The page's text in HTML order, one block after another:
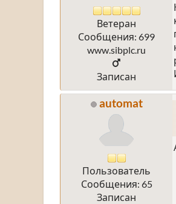
Ветеран
Сообщения: 699
www.sibplc.ru
Записан
automat
Пользователь
Сообщения: 65
Записан